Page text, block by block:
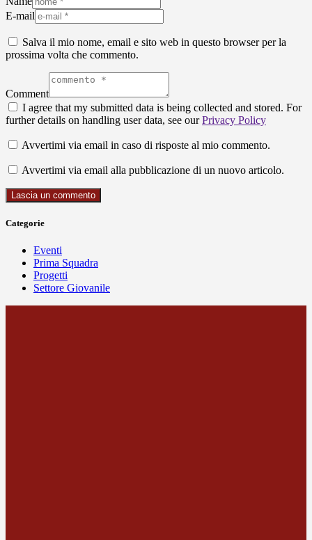
E-mail
Salva il mio nome, email e sito web in questo browser per la
prossima volta che commento.
Comment
I agree that my submitted data is being collected and stored. For
further details on handling user data, see ourPrivacy Policy
Avvertimi via email in caso di risposte al mio commento.
Avvertimi via email alla pubblicazione di un nuovo articolo.
Categorie
Eventi
Prima Squadra
Progetti
Settore Giovanile